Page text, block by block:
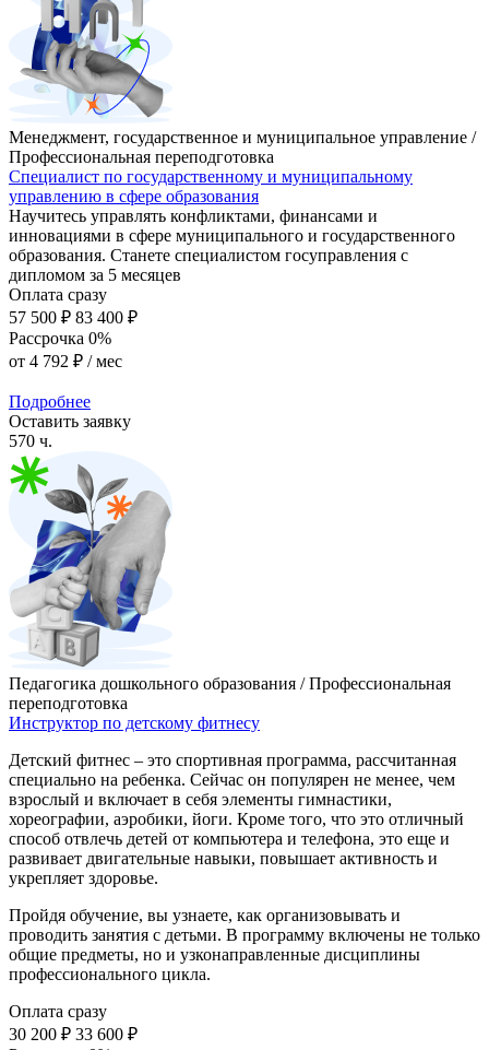
Менеджмент, государственное и муниципальное управление /
Профессиональная переподготовка
Специалист по государственному и муниципальному
управлению в сфере образования
Научитесь управлять конфликтами, финансами и
инновациями в сфере муниципального и государственного
образования. Станете специалистом госуправления с
дипломом за 5 месяцев
Оплата сразу
57 500 ₽ 83 400 ₽
Рассрочка 0%
от 4 792 ₽ / мес
Подробнее
Оставить заявку
570 ч.
Педагогика дошкольного образования / Профессиональная
переподготовка
Инструктор по детскому фитнесу
Детский фитнес – это спортивная программа, рассчитанная
специально на ребенка. Сейчас он популярен не менее, чем
взрослый и включает в себя элементы гимнастики,
хореографии, аэробики, йоги. Кроме того, что это отличный
способ отвлечь детей от компьютера и телефона, это еще и
развивает двигательные навыки, повышает активность и
укрепляет здоровье.
Пройдя обучение, вы узнаете, как организовывать и
проводить занятия с детьми. В программу включены не только
общие предметы, но и узконаправленные дисциплины
профессионального цикла.
Оплата сразу
30 200 ₽ 33 600 ₽